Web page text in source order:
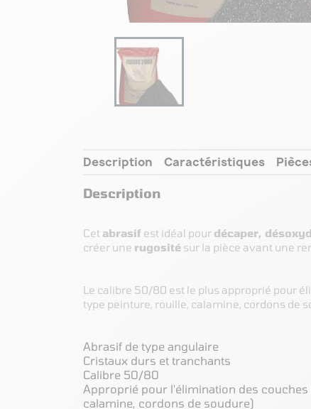
Description Caractéristiques
Description
Cet abrasif est idéal pour décaper,
créer une rugosité sur la pièce avant une
Le calibre 50/80 est le plus approprié pour
type peinture, rouille, calamine, cordons de
Abrasif de type angulaire
Cristaux durs et tranchants
Calibre 50/80
Approprié pour l'élimination des couches
calamine, cordons de soudure)